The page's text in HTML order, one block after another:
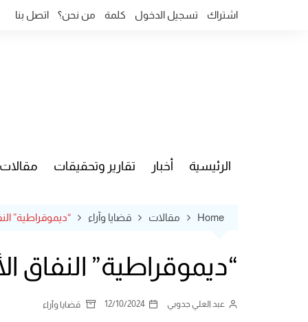
اشتراك تسجيل الدخول كلمة من نحن؟ اتصل بنا
الرئيسية أخبار تقارير وتحقيقات مقالات
Home مقالات قضايا وآراء “ديموقراطية”
“ديموقراطية” النفاق
عبد العلي جدوبي 12/10/2024 قضايا وآراء